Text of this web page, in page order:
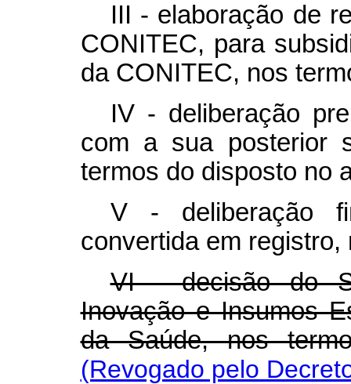
III - elaboração de
CONITEC, para
da CONITEC, nos
IV - deliberação
com a sua posterior
termos do disposto no
V - deliberação
convertida em
VI - decisão do
Inovação e Insumos
da Saúde, nos
(Revogado pelo